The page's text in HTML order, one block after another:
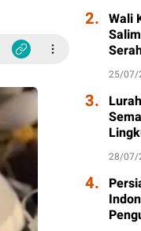
2. Wali
25/07/
3.
28/07/
4.